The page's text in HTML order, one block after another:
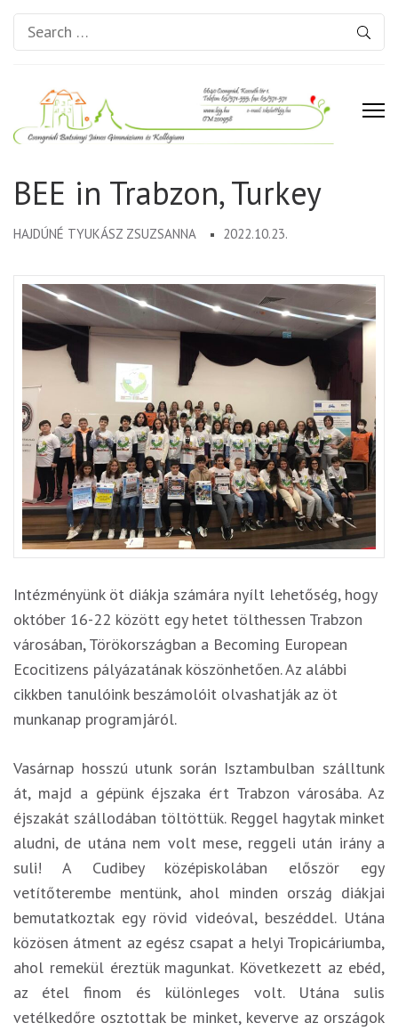
Search
for:
Gimnázium és Kollégium
BEE in Trabzon, Turkey
HAJDÚNÉ TYUKÁSZ ZSUZSANNA 2022.10.23.
Intézményünk öt diákja számára nyílt lehetőség, hogy
október 16-22 között egy hetet tölthessen Trabzon
városában, Törökországban a Becoming European
Ecocitizens pályázatának köszönhetően. Az alábbi
cikkben tanulóink beszámolóit olvashatják az öt
munkanap programjáról.
Vasárnap hosszú utunk során Isztambulban szálltunk
át, majd a gépünk éjszaka ért Trabzon városába. Az
éjszakát szállodában töltöttük. Reggel hagytak minket
aludni, de utána nem volt mese, reggeli után irány a
suli! A Cudibey középiskolában először egy
vetítőterembe mentünk, ahol minden ország diákjai
bemutatkoztak egy rövid videóval, beszéddel. Utána
közösen átment az egész csapat a helyi Tropicáriumba,
ahol remekül éreztük magunkat. Következett az ebéd,
az étel finom és különleges volt. Utána sulis
vetélkedőre osztottak be minket, keverve az országok